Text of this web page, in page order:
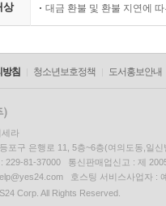
상 대금 환불 및 환불 지연에
침 청소년보호정책 도서홍보안내
세라
포구 은행로 11, 5층~6층(여의도동,일신
: 229-81-37000 통신판매업신고 : 제
호스팅 서비스사업자 :
Corp. All Rights Reserved.